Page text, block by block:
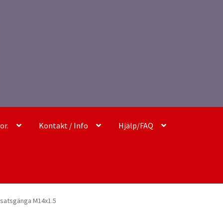
Kontakt / Info Hjälp/FAQ
M14x1.5